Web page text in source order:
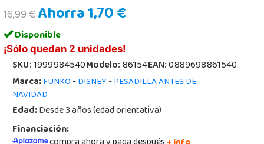
16,99 €Ahorra 1,70 €
Disponible
¡Sólo quedan 2 unidades!
SKU:1999984540Modelo:86154EAN:0889698861540
Marca:FUNKO-DISNEY-PESADILLA ANTES DE
NAVIDAD
Edad:Desde 3 años (edad orientativa)
Financiación: